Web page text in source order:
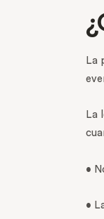
La
La
•
•